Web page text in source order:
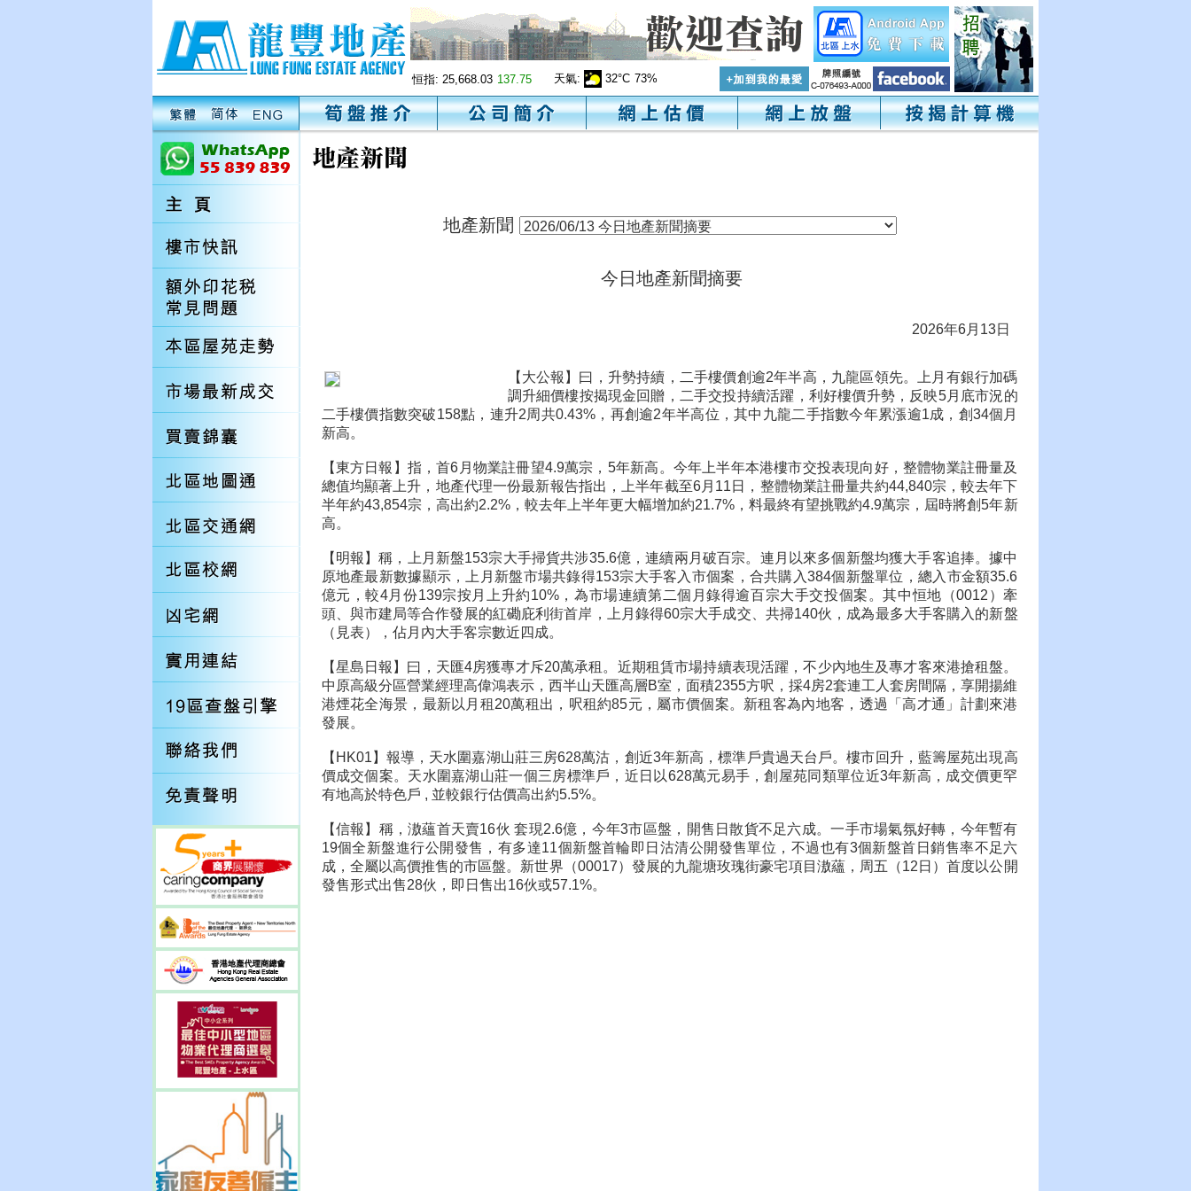
恒指: 25,668.03 137.75 天氣: 32°C 73%
地產新聞
今日地產新聞摘要
2026年6月13日
【大公報】曰，升勢持續，二手樓價創逾2年半高，九龍區領先。上月有銀行加碼
調升細價樓按揭現金回贈，二手交投持續活躍，利好樓價升勢，反映5月底市況的
二手樓價指數突破158點，連升2周共0.43%，再創逾2年半高位，其中九龍二手指數今年累漲逾1成，創34個月
新高。
【東方日報】指，首6月物業註冊望4.9萬宗，5年新高。今年上半年本港樓市交投表現向好，整體物業註冊量及
總值均顯著上升，地產代理一份最新報告指出，上半年截至6月11日，整體物業註冊量共約44,840宗，較去年下
半年約43,854宗，高出約2.2%，較去年上半年更大幅增加約21.7%，料最終有望挑戰約4.9萬宗，屆時將創5年新
高。
【明報】稱，上月新盤153宗大手掃貨共涉35.6億，連續兩月破百宗。連月以來多個新盤均獲大手客追捧。據中
原地產最新數據顯示，上月新盤市場共錄得153宗大手客入市個案，合共購入384個新盤單位，總入市金額35.6
億元，較4月份139宗按月上升約10%，為市場連續第二個月錄得逾百宗大手交投個案。其中恒地（0012）牽
頭、與市建局等合作發展的紅磡庇利街首岸，上月錄得60宗大手成交、共掃140伙，成為最多大手客購入的新盤
（見表），佔月內大手客宗數近四成。
【星島日報】曰，天匯4房獲專才斥20萬承租。近期租賃市場持續表現活躍，不少內地生及專才客來港搶租盤。
中原高級分區營業經理高偉鴻表示，西半山天匯高層B室，面積2355方呎，採4房2套連工人套房間隔，享開揚維
港煙花全海景，最新以月租20萬租出，呎租約85元，屬市價個案。新租客為內地客，透過「高才通」計劃來港
發展。
【HK01】報導，天水圍嘉湖山莊三房628萬沽，創近3年新高，標準戶貴過天台戶。樓市回升，藍籌屋苑出現高
價成交個案。天水圍嘉湖山莊一個三房標準戶，近日以628萬元易手，創屋苑同類單位近3年新高，成交價更罕
有地高於特色戶 , 並較銀行估價高出約5.5%。
【信報】稱，滶蘊首天賣16伙 套現2.6億，今年3市區盤，開售日散貨不足六成。一手市場氣氛好轉，今年暫有
19個全新盤進行公開發售，有多達11個新盤首輪即日沽清公開發售單位，不過也有3個新盤首日銷售率不足六
成，全屬以高價推售的市區盤。新世界（00017）發展的九龍塘玫瑰街豪宅項目滶蘊，周五（12日）首度以公開
發售形式出售28伙，即日售出16伙或57.1%。